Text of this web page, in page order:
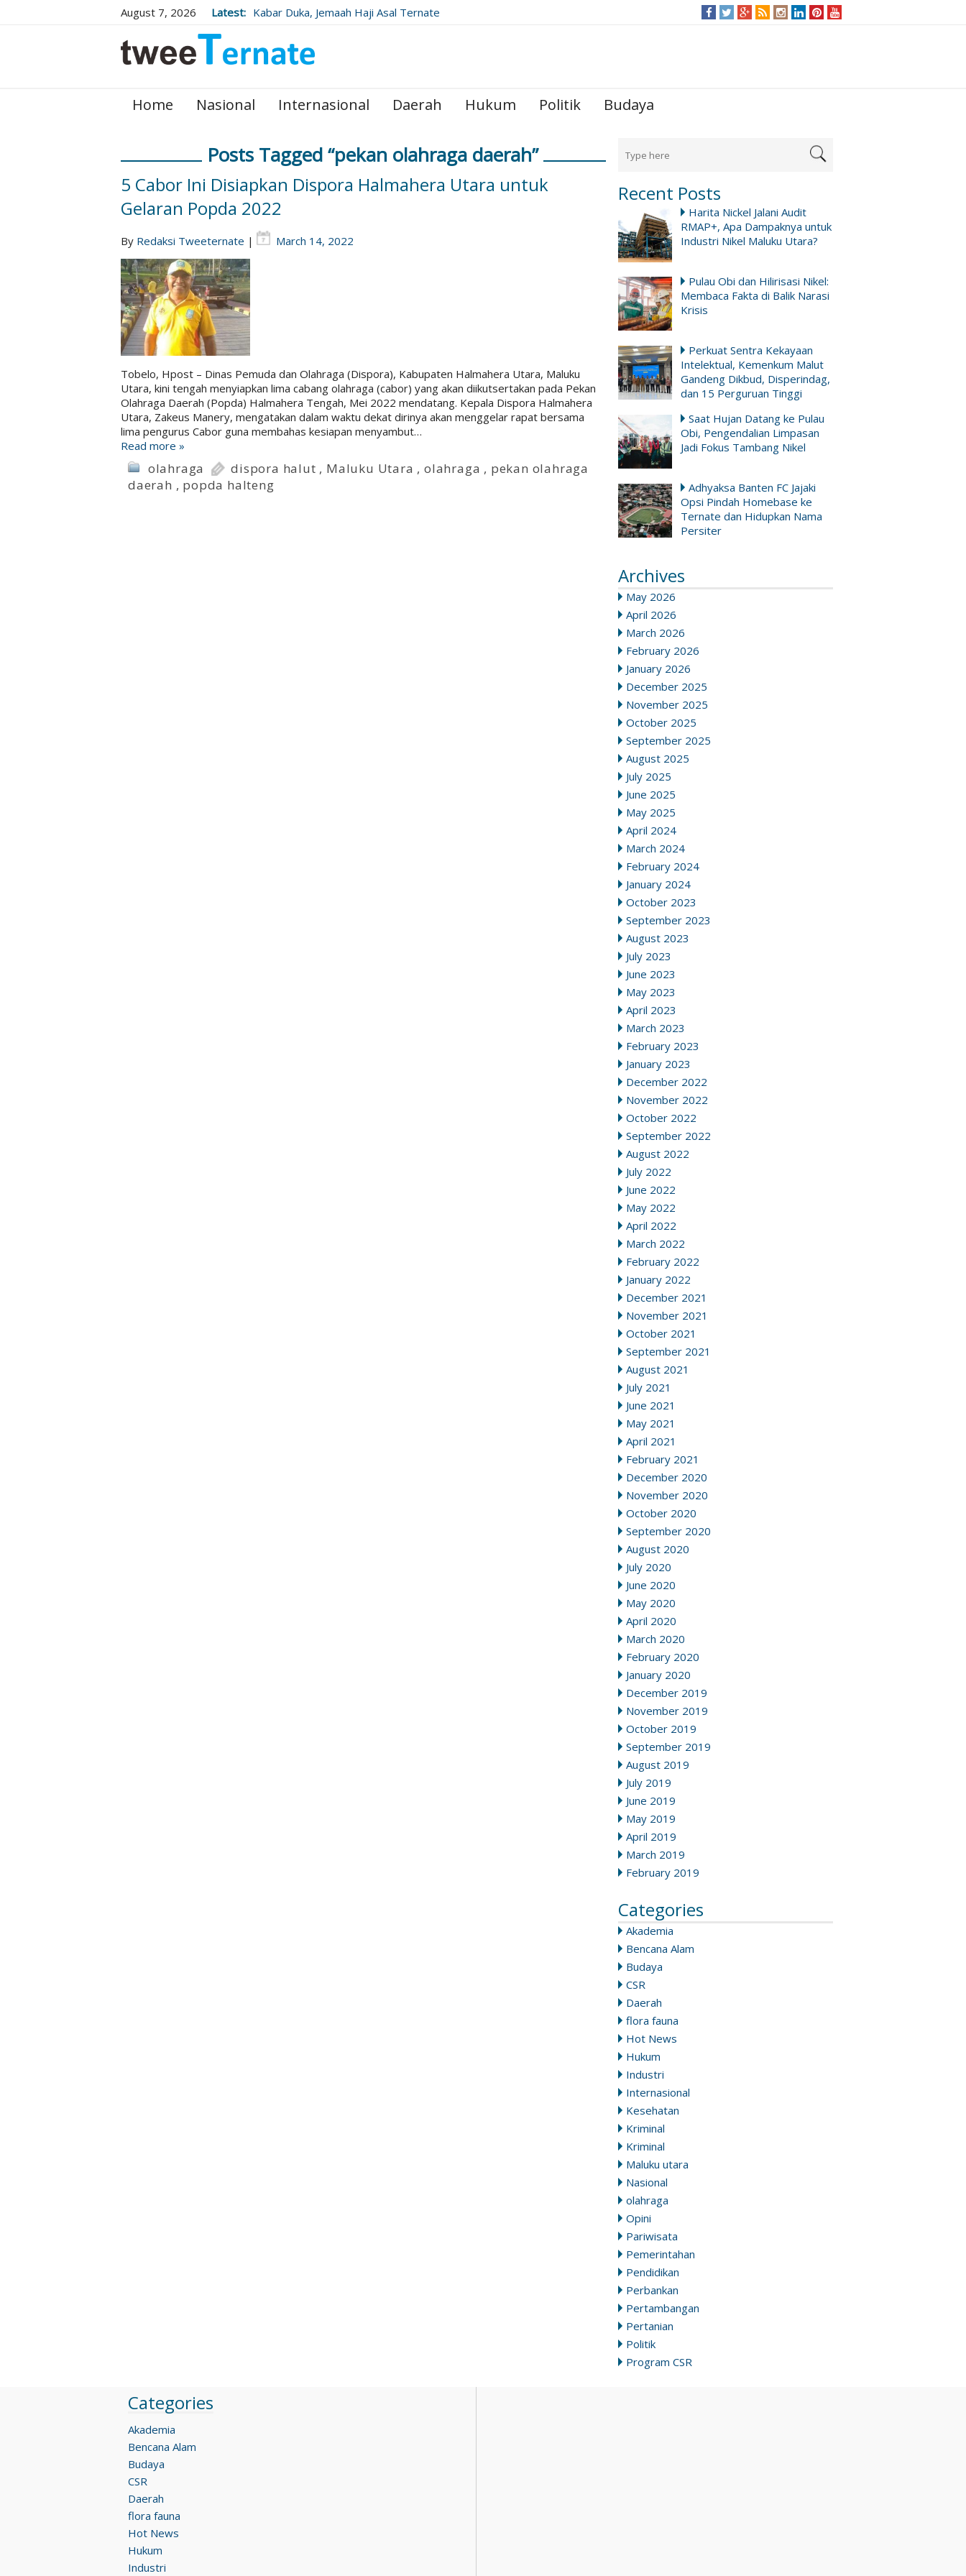
August 7, 2026 Latest: Kabar Duka, Jemaah Haji Asal Ternate
Home Nasional Internasional Daerah Hukum Politik Budaya
Recent Posts
Harita Nickel Jalani Audit
RMAP+, Apa Dampaknya untuk
Industri Nikel Maluku Utara?
Pulau Obi dan Hilirisasi Nikel:
Membaca Fakta di Balik Narasi
Krisis
Perkuat Sentra Kekayaan
Intelektual, Kemenkum Malut
Gandeng Dikbud, Disperindag,
dan 15 Perguruan Tinggi
Saat Hujan Datang ke Pulau
Obi, Pengendalian Limpasan
Jadi Fokus Tambang Nikel
Adhyaksa Banten FC Jajaki
Opsi Pindah Homebase ke
Ternate dan Hidupkan Nama
Persiter
Archives
May 2026
April 2026
March 2026
February 2026
January 2026
December 2025
November 2025
October 2025
September 2025
August 2025
July 2025
June 2025
May 2025
April 2024
March 2024
February 2024
January 2024
October 2023
September 2023
August 2023
July 2023
June 2023
May 2023
April 2023
March 2023
February 2023
January 2023
December 2022
November 2022
October 2022
September 2022
August 2022
July 2022
June 2022
May 2022
April 2022
March 2022
February 2022
January 2022
December 2021
November 2021
October 2021
September 2021
August 2021
July 2021
June 2021
May 2021
April 2021
February 2021
December 2020
November 2020
October 2020
September 2020
August 2020
July 2020
June 2020
May 2020
April 2020
March 2020
February 2020
January 2020
December 2019
November 2019
October 2019
September 2019
August 2019
July 2019
June 2019
May 2019
April 2019
March 2019
February 2019
Categories
Akademia
Bencana Alam
Budaya
CSR
Daerah
flora fauna
Hot News
Hukum
Industri
Internasional
Kesehatan
Kriminal
Kriminal
Maluku utara
Nasional
olahraga
Opini
Pariwisata
Pemerintahan
Pendidikan
Perbankan
Pertambangan
Pertanian
Politik
Program CSR
Posts Tagged “pekan olahraga daerah”
5 Cabor Ini Disiapkan Dispora Halmahera Utara untuk
Gelaran Popda 2022
By Redaksi Tweeternate | March 14, 2022
Tobelo, Hpost – Dinas Pemuda dan Olahraga (Dispora), Kabupaten Halmahera Utara, Maluku
Utara, kini tengah menyiapkan lima cabang olahraga (cabor) yang akan diikutsertakan pada Pekan
Olahraga Daerah (Popda) Halmahera Tengah, Mei 2022 mendatang. Kepala Dispora Halmahera
Utara, Zakeus Manery, mengatakan dalam waktu dekat dirinya akan menggelar rapat bersama
lima pengurus Cabor guna membahas kesiapan menyambut…
Read more »
olahraga dispora halut , Maluku Utara ,olahraga , pekan olahraga
daerah , popda halteng
Categories
Akademia
Bencana Alam
Budaya
CSR
Daerah
flora fauna
Hot News
Hukum
Industri